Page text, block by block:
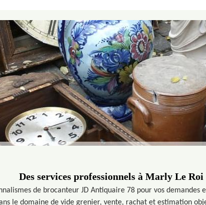
Des services professionnels à Marly Le Roi
de brocanteur JD Antiquaire 78 pour vos
le domaine de vide grenier, vente, rachat et estimation